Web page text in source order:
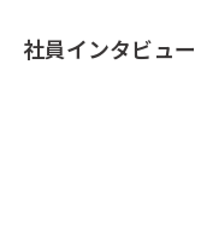
社員インタビュー